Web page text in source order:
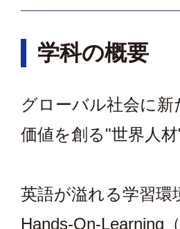
学科の概要
グローバル社会に新
価値を創る"世界人
英語が溢れる学習
Hands-On-Learning